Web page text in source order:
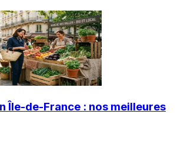
Île-de-France : nos meilleures